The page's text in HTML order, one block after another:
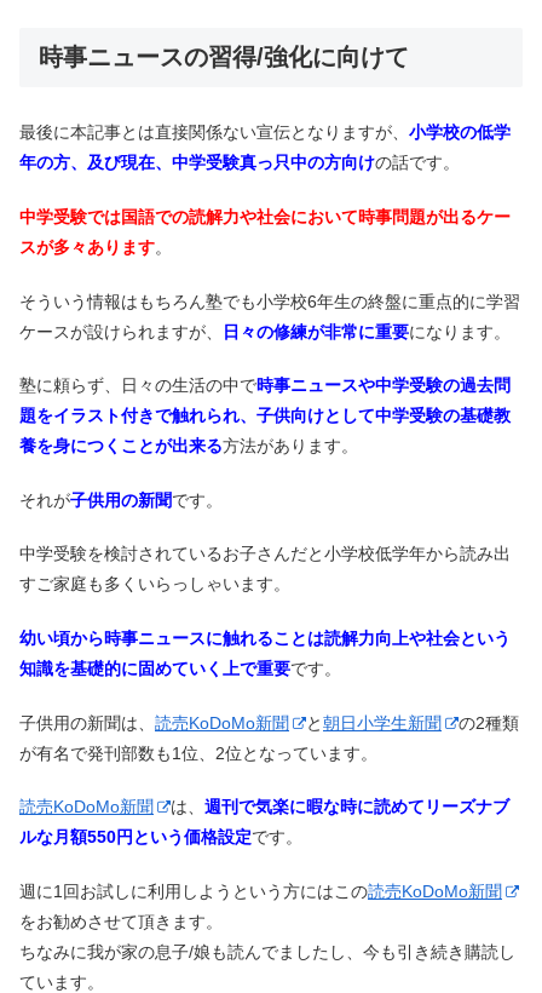
時事ニュースの習得/強化に向けて
最後に本記事とは直接関係ない宣伝となりますが、 小学校の低学
年の方、及び現在、中学受験真っ只中の方向けの話です。
中学受験では国語での読解力や社会において時事問題が出るケー
スが多々あります。
そういう情報はもちろん塾でも小学校6年生の終盤に重点的に学習
ケースが設けられますが、
日々の修練が非常に重要になります。
塾に頼らず、日々の生活の中で時事ニュースや中学受験の過去問
題をイラスト付きで触れられ、子供向けとして中学受験の基礎教
養を身につくことが出来る方法があります。
それが子供用の新聞です。
中学受験を検討されているお子さんだと小学校低学年から読み出
すご家庭も多くいらっしゃいます。
幼い頃から時事ニュースに触れることは読解力向上や社会という
知識を基礎的に固めていく上で重要です。
子供用の新聞は、 読売KoDoMo新聞 と朝日小学生新聞
の2種類
が有名で発刊部数も1位、2位となっています。
読売KoDoMo新聞 は、 週刊で気楽に暇な時に読めて リーズナブ
ルな月額550円という価格設定です。
週に1回お試しに利用しようという方にはこの読売KoDoMo新聞
をお勧めさせて頂きます。
ちなみに我が家の息子/娘も読んでましたし、今も引き続き購読し
ています。